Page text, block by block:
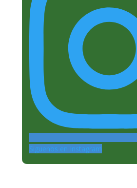
Siguenos en Instagram